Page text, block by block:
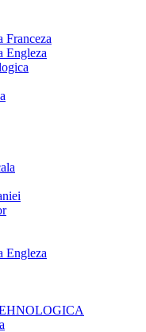
Franceza
Engleza
Engleza